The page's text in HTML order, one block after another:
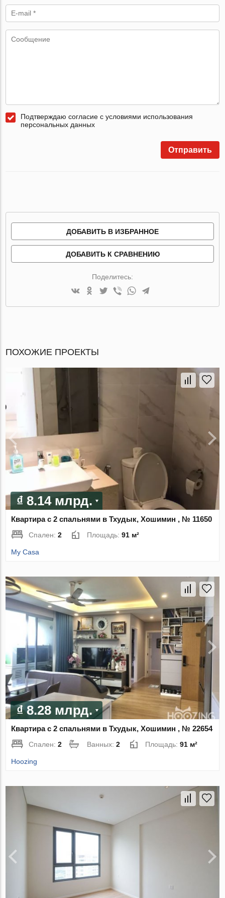
Подтверждаю согласие с условиями использования
персональных данных
Отправить
ДОБАВИТЬ В ИЗБРАННОЕ
ДОБАВИТЬ К СРАВНЕНИЮ
Поделитесь:
ПОХОЖИЕ ПРОЕКТЫ
₫ 8.14 млрд.
Квартира с 2 спальнями в Тхудык, Хошимин , № 11650
Спален:2 Площадь:91 м²
My Casa
₫ 8.28 млрд.
Квартира с 2 спальнями в Тхудык, Хошимин , № 22654
Спален:2 Ванных:2 Площадь:91 м²
Hoozing